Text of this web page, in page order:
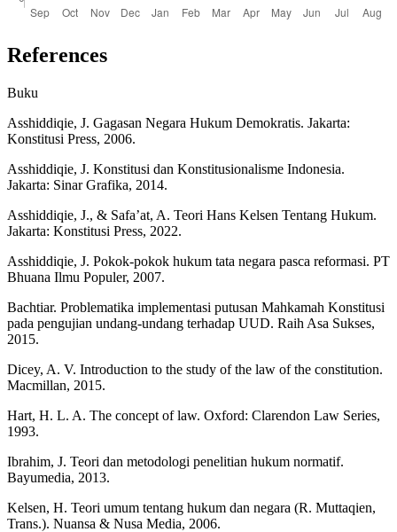
References
Buku
Asshiddiqie, J. Gagasan Negara Hukum Demokratis. Jakarta:
Konstitusi Press, 2006.
Asshiddiqie, J. Konstitusi dan Konstitusionalisme Indonesia.
Jakarta: Sinar Grafika, 2014.
Asshiddiqie, J., & Safa’at, A. Teori Hans Kelsen Tentang Hukum.
Jakarta: Konstitusi Press, 2022.
Asshiddiqie, J. Pokok-pokok hukum tata negara pasca reformasi. PT
Bhuana Ilmu Populer, 2007.
Bachtiar. Problematika implementasi putusan Mahkamah Konstitusi
pada pengujian undang-undang terhadap UUD. Raih Asa Sukses,
2015.
Dicey, A. V. Introduction to the study of the law of the constitution.
Macmillan, 2015.
Hart, H. L. A. The concept of law. Oxford: Clarendon Law Series,
1993.
Ibrahim, J. Teori dan metodologi penelitian hukum normatif.
Bayumedia, 2013.
Kelsen, H. Teori umum tentang hukum dan negara (R. Muttaqien,
Trans.). Nuansa & Nusa Media, 2006.